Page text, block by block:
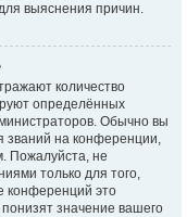
выяснения причин.
количество
определённых
Обычно вы
званий на конференции,
Пожалуйста, не
только для того,
конференций это
значение вашего